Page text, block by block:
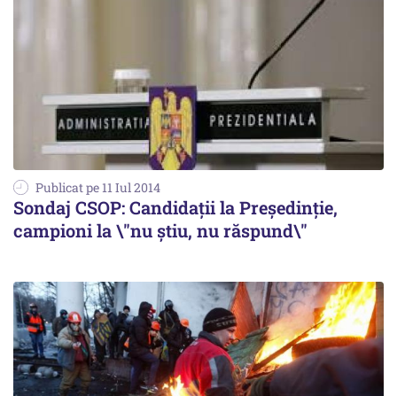
Publicat pe 11 Iul 2014
Sondaj CSOP: Candidații la Președinție,
campioni la \"nu știu, nu răspund\"